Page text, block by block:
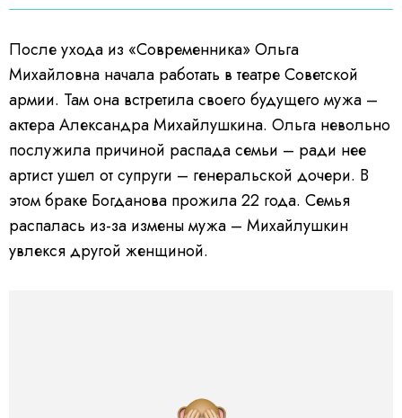
После ухода из «Современника» Ольга
Михайловна начала работать в театре Советской
армии. Там она встретила своего будущего мужа –
актера Александра Михайлушкина. Ольга невольно
послужила причиной распада семьи – ради нее
артист ушел от супруги – генеральской дочери. В
этом браке Богданова прожила 22 года. Семья
распалась из-за измены мужа – Михайлушкин
увлекся другой женщиной.